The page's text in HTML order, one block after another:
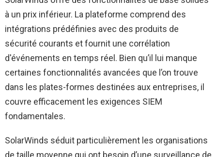
à un prix inférieur. La plateforme comprend des
intégrations prédéfinies avec des produits de
sécurité courants et fournit une corrélation
d'événements en temps réel. Bien qu’il lui manque
certaines fonctionnalités avancées que l’on trouve
dans les plates-formes destinées aux entreprises, il
couvre efficacement les exigences SIEM
fondamentales.
SolarWinds séduit particulièrement les organisations
de taille moyenne qui ont besoin d’une surveillance de